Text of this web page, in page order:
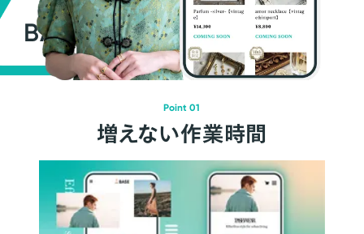
BASEが強い3つの理由
Point 01
増えない作業時間